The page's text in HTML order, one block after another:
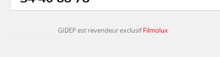
GIDEP est revendeur exclusifFilmolux